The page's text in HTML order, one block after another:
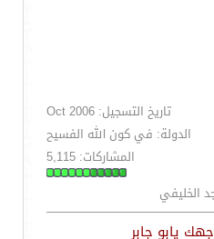
تاريخ التسجيل: Oct 2006
الدولة: في كون الله الفسيح
المشاركات: 5,115
الخليفي
يابو جابر